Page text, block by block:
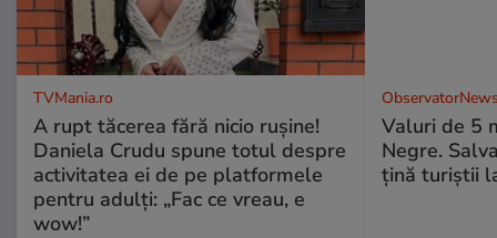
TVMania.ro
A rupt tăcerea fără nicio rușine!
Daniela Crudu spune totul despre
activitatea ei de pe platformele
pentru adulți: „Fac ce vreau, e
wow!”
Valuri de 5
Negre.
ţină turiştii